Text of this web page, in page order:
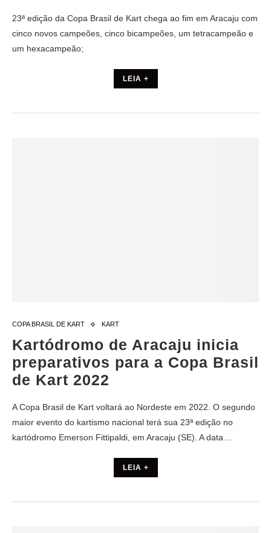
23ª edição da Copa Brasil de Kart chega ao fim em Aracaju com
cinco novos campeões, cinco bicampeões, um tetracampeão e
um hexacampeão;
LEIA +
COPA BRASIL DE KART KART
Kartódromo de Aracaju inicia
preparativos para a Copa Brasil
de Kart 2022
A Copa Brasil de Kart voltará ao Nordeste em 2022. O segundo
maior evento do kartismo nacional terá sua 23ª edição no
kartódromo Emerson Fittipaldi, em Aracaju (SE). A data…
LEIA +